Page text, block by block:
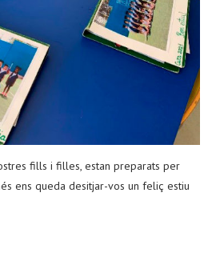
fills i filles, estan preparats per
ens queda desitjar-vos un feliç estiu